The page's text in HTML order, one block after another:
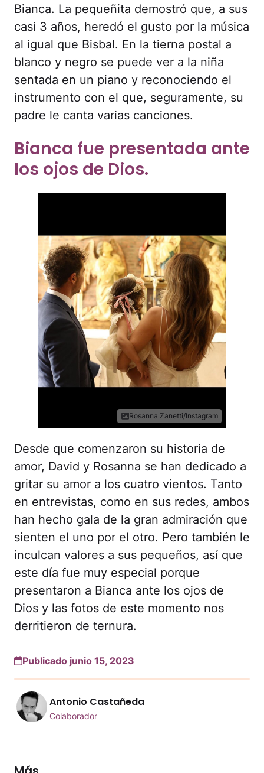
Bianca. La pequeñita demostró que, a sus
casi 3 años, heredó el gusto por la música
al igual que Bisbal. En la tierna postal a
blanco y negro se puede ver a la niña
sentada en un piano y reconociendo el
instrumento con el que, seguramente, su
padre le canta varias canciones.
Bianca fue presentada ante
los ojos de Dios.
Rosanna Zanetti/Instagram
Desde que comenzaron su historia de
amor, David y Rosanna se han dedicado a
gritar su amor a los cuatro vientos. Tanto
en entrevistas, como en sus redes, ambos
han hecho gala de la gran admiración que
sienten el uno por el otro. Pero también le
inculcan valores a sus pequeños, así que
este día fue muy especial porque
presentaron a Bianca ante los ojos de
Dios y las fotos de este momento nos
derritieron de ternura.
Publicado junio 15, 2023
Antonio Castañeda
Colaborador